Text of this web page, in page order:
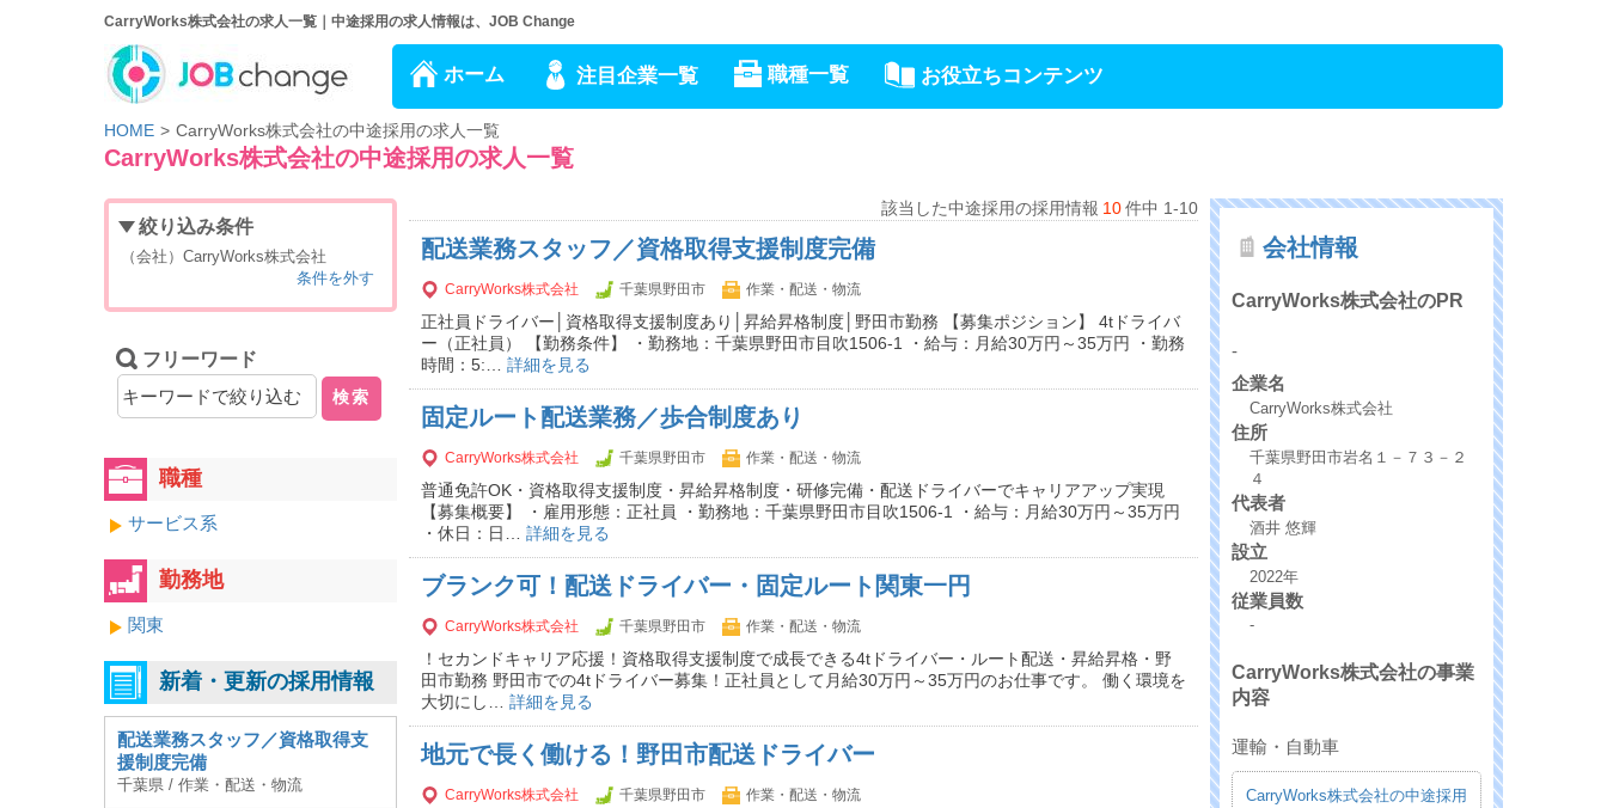
CarryWorks株式会社の求人一覧｜中途採用の求人情報は、JOB Change
ホーム 注目企業一覧 職種一覧 お役立ちコンテンツ
HOME CarryWorks株式会社の中途採用の求人一覧
CarryWorks株式会社の中途採用の求人一覧
該当した中途採用の採用情報 10件中 1-10
配送業務スタッフ／資格取得支援制度完備
CarryWorks株式会社 千葉県野田市 作業・配送・物流
正社員ドライバー│資格取得支援制度あり│昇給昇格制度│野田市勤務 【募集ポジション】 4tドライバ
ー（正社員） 【勤務条件】 ・勤務地：千葉県野田市目吹1506-1 ・給与：月給30万円～35万円 ・勤務
時間：5:… 詳細を見る
固定ルート配送業務／歩合制度あり
CarryWorks株式会社 千葉県野田市 作業・配送・物流
普通免許OK・資格取得支援制度・昇給昇格制度・研修完備・配送ドライバーでキャリアアップ実現
【募集概要】 ・雇用形態：正社員 ・勤務地：千葉県野田市目吹1506-1 ・給与：月給30万円～35万円
・休日：日… 詳細を見る
ブランク可！配送ドライバー・固定ルート関東一円
CarryWorks株式会社 千葉県野田市 作業・配送・物流
！セカンドキャリア応援！資格取得支援制度で成長できる4tドライバー・ルート配送・昇給昇格・野
田市勤務 野田市での4tドライバー募集！正社員として月給30万円～35万円のお仕事です。 働く環境を
大切にし… 詳細を見る
地元で長く働ける！野田市配送ドライバー
CarryWorks株式会社 千葉県野田市 作業・配送・物流
絞り込み条件
（会社）CarryWorks株式会社
条件を外す
フリーワード
検索
職種
サービス系
勤務地
関東
新着・更新の採用情報
配送業務スタッフ／資格取得支
援制度完備
千葉県 / 作業・配送・物流
会社情報
CarryWorks株式会社のPR
-
企業名
CarryWorks株式会社
住所
千葉県野田市岩名１－７３－２
４
代表者
酒井 悠輝
設立
2022年
従業員数
-
CarryWorks株式会社の事業
内容
運輸・自動車
CarryWorks株式会社の中途採用